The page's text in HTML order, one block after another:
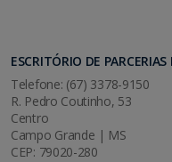
ESCRITÓRIO DE
Telefone: (67) 3378-9150
R. Pedro Coutinho, 53
Centro
Campo Grande | MS
CEP: 79020-280